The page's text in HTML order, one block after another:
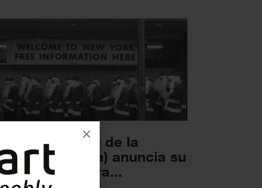
×
Virreina Centre de la
(Barcelona) anuncia su
para...